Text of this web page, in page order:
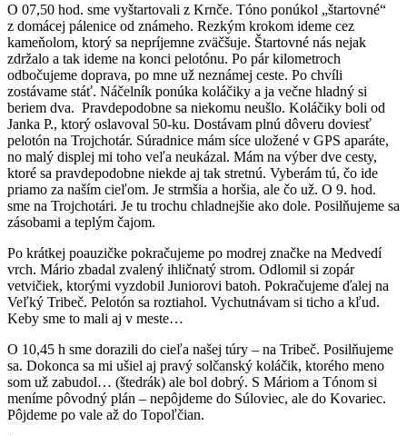
O 07,50 hod. sme vyštartovali z Krnče. Tóno ponúkol „štartovné“
z domácej pálenice od známeho. Rezkým krokom ideme cez
kameňolom, ktorý sa nepríjemne zväčšuje. Štartovné nás nejak
zdržalo a tak ideme na konci pelotónu. Po pár kilometroch
odbočujeme doprava, po mne už neznámej ceste. Po chvíli
zostávame stáť. Náčelník ponúka koláčiky a ja večne hladný si
beriem dva. Pravdepodobne sa niekomu neušlo. Koláčiky boli od
Janka P., ktorý oslavoval 50-ku. Dostávam plnú dôveru doviesť
pelotón na Trojchotár. Súradnice mám síce uložené v GPS aparáte,
no malý displej mi toho veľa neukázal. Mám na výber dve cesty,
ktoré sa pravdepodobne niekde aj tak stretnú. Vyberám tú, čo ide
priamo za naším cieľom. Je strmšia a horšia, ale čo už. O 9. hod.
sme na Trojchotári. Je tu trochu chladnejšie ako dole. Posilňujeme sa
zásobami a teplým čajom.
Po krátkej poauzičke pokračujeme po modrej značke na Medvedí
vrch. Mário zbadal zvalený ihličnatý strom. Odlomil si zopár
vetvičiek, ktorými vyzdobil Juniorovi batoh. Pokračujeme ďalej na
Veľký Tribeč. Pelotón sa roztiahol. Vychutnávam si ticho a kľud.
Keby sme to mali aj v meste…
O 10,45 h sme dorazili do cieľa našej túry – na Tribeč. Posilňujeme
sa. Dokonca sa mi ušiel aj pravý solčanský koláčik, ktorého meno
som už zabudol… (štedrák) ale bol dobrý. S Máriom a Tónom si
meníme pôvodný plán – nepôjdeme do Súloviec, ale do Kovariec.
Pôjdeme po vale až do Topoľčian.